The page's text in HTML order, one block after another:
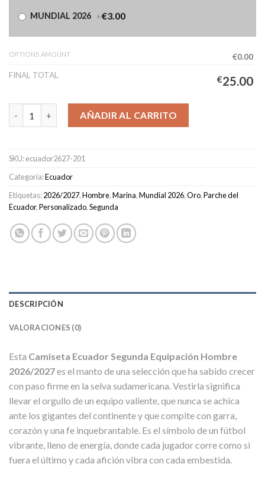
MUNDIAL 2026 +€3.00
OPTIONS AMOUNT
€0.00
FINAL TOTAL
€25.00
Camiseta Ecuador Segunda Equipación Hombre 2026/2027
AÑADIR AL CARRITO
SKU:ecuador2627-201
Categoría:Ecuador
Etiquetas:2026/2027,Hombre,Marina,Mundial 2026,Oro,Parche del
Ecuador,Personalizado,Segunda
DESCRIPCIÓN
VALORACIONES (0)
Esta Camiseta Ecuador Segunda Equipación Hombre
2026/2027es el manto de una selección que ha sabido crecer
con paso firme en la selva sudamericana. Vestirla significa
llevar el orgullo de un equipo valiente, que nunca se achica
ante los gigantes del continente y que compite con garra,
corazón y una fe inquebrantable. Es el símbolo de un fútbol
vibrante, lleno de energía, donde cada jugador corre como si
fuera el último y cada afición vibra con cada embestida.